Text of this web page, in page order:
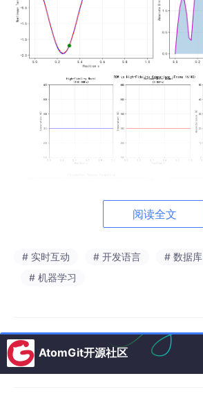
阅读全文
# 实时互动 # 开发语言 # 数据库
# 机器学习
AtomGit开源社区